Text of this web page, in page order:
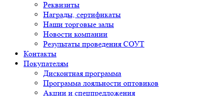
Реквизиты
Награды, сертификаты
Наши торговые залы
Новости компании
Результаты проведения СОУТ
Контакты
Покупателям
Дисконтная программа
Программа лояльности оптовиков
Акции и спецпредложения